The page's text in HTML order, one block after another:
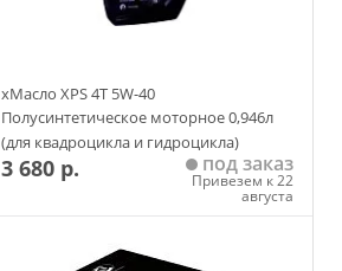
xМасло XPS 4Т 5W-40
Полусинтетическое моторное 0,946л
(для квадроцикла и гидроцикла)
3 680 р. под заказ
Привезем к 22
августа
Добавить в корзину